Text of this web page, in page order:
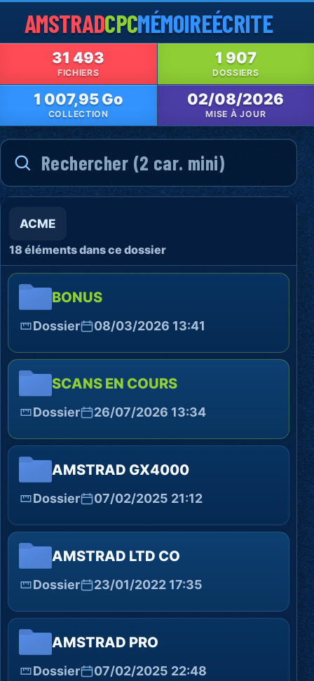
AMSTRADCPCMÉMOIREÉCRITE
31 493
FICHIERS
1 907
DOSSIERS
1 007,95 Go
COLLECTION
02/08/2026
MISE À JOUR
ACME
18 éléments dans ce dossier
BONUS
Dossier 08/03/2026 13:41
SCANS EN COURS
Dossier 26/07/2026 13:34
AMSTRAD GX4000
Dossier 07/02/2025 21:12
AMSTRAD LTD CO
Dossier 23/01/2022 17:35
AMSTRAD PRO
Dossier 07/02/2025 22:48